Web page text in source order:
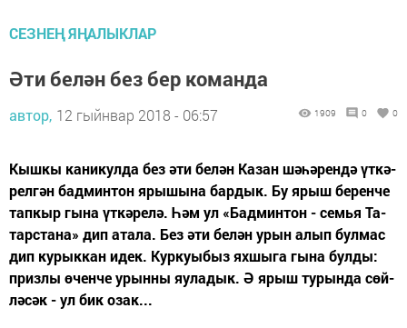
СЕЗНЕҢ ЯҢАЛЫКЛАР
Әти бе­лән без бер ко­ман­да
автор, 12 гыйнвар 2018 - 06:57 1909 0 0
Кыш­кы ка­ни­кул­да без әти бе­лән Ка­зан шә­һә­рен­дә үт­кә­
рел­гән бад­мин­тон яры­шы­на бар­дык. Бу ярыш бе­рен­че
тап­кыр гы­на үт­кә­ре­лә. Һәм ул «Бад­мин­тон - семья Та­
тарс­та­на» дип ата­ла. Без әти бе­лән урын алып бул­мас
дип ку­рык­кан идек. Кур­ку­ы­быз ях­шы­га гы­на бул­ды:
приз­лы өчен­че урын­ны яу­ла­дык. Ә ярыш ту­рын­да сөй­
лә­сәк - ул бик озак...